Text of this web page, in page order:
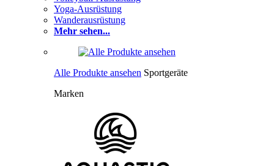
Yoga-Ausrüstung
Wanderausrüstung
Mehr sehen...
Alle Produkte ansehen Sportgeräte
Marken